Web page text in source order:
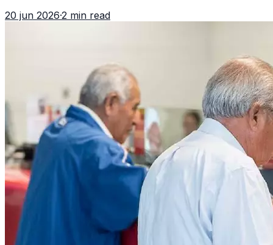
fallido con la administración anterior del Ministerio
20 jun 2026·2 min read